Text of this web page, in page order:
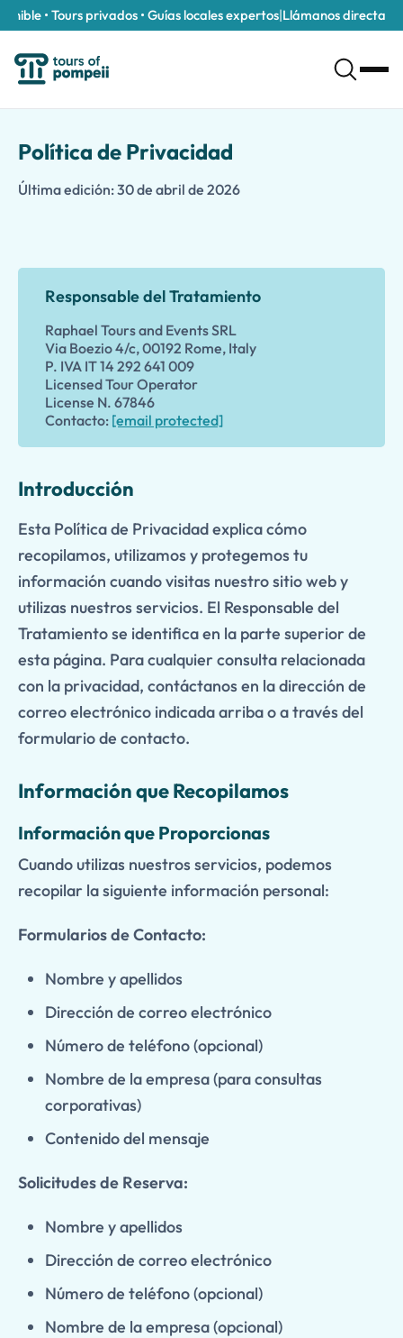
• Tours privados • Guías locales expertos|Llámanos
Política de Privacidad
Última edición: 30 de abril de 2026
Responsable del Tratamiento
Raphael Tours and Events SRL
Via Boezio 4/c, 00192 Rome, Italy
P. IVA IT 14 292 641 009
Licensed Tour Operator
License N. 67846
Contacto: [email protected]
Introducción
Esta Política de Privacidad explica cómo
recopilamos, utilizamos y protegemos tu
información cuando visitas nuestro sitio web y
utilizas nuestros servicios. El Responsable del
Tratamiento se identifica en la parte superior de
esta página. Para cualquier consulta relacionada
con la privacidad, contáctanos en la dirección de
correo electrónico indicada arriba o a través del
formulario de contacto.
Información que Recopilamos
Información que Proporcionas
Cuando utilizas nuestros servicios, podemos
recopilar la siguiente información personal:
Formularios de Contacto:
Nombre y apellidos
Dirección de correo electrónico
Número de teléfono (opcional)
Nombre de la empresa (para consultas
corporativas)
Contenido del mensaje
Solicitudes de Reserva:
Nombre y apellidos
Dirección de correo electrónico
Número de teléfono (opcional)
Nombre de la empresa (opcional)